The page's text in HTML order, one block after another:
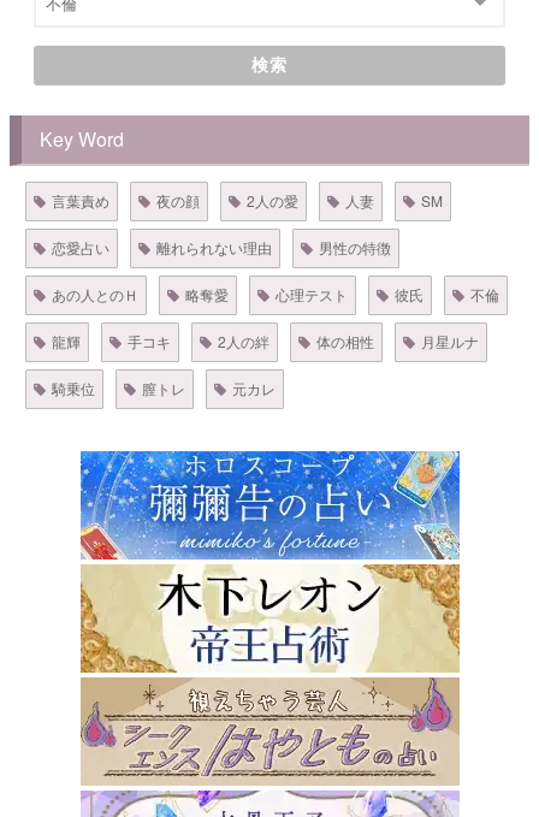
検索
Key Word
言葉責め 夜の顔 2人の愛 人妻 SM
恋愛占い 離れられない理由 男性の特徴
あの人とのＨ 略奪愛 心理テスト 彼氏 不倫
龍輝 手コキ 2人の絆 体の相性 月星ルナ
騎乗位 膣トレ 元カレ